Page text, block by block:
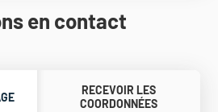
en contact
RECEVOIR LES
COORDONNÉES